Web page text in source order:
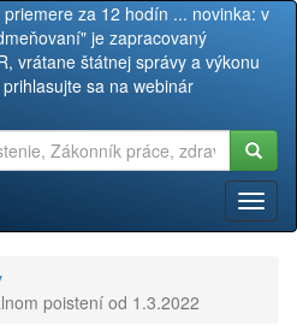
za 12 hodín ... novinka: v
je zapracovaný
vrátane štátnej správy a výkonu
sa na webinár
poistení od 1.3.2022